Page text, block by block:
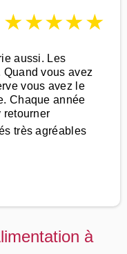
★★★★★
aussi. Les
vous avez
vous avez le
Chaque année
retourner
très agréables
à